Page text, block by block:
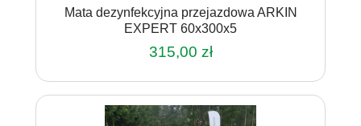
Mata dezynfekcyjna przejazdowa ARKIN
EXPERT 60x300x5
315,00 zł